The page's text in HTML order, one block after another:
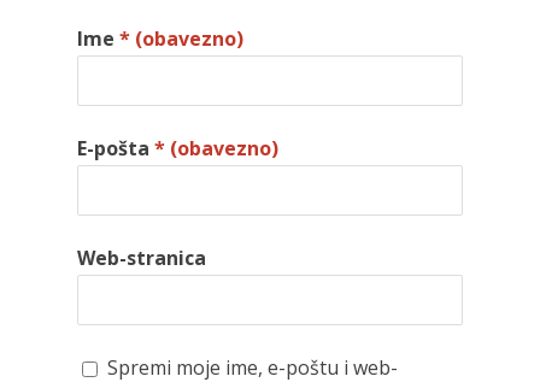
Ime * (obavezno)
E-pošta * (obavezno)
Web-stranica
Spremi moje ime, e-poštu i web-